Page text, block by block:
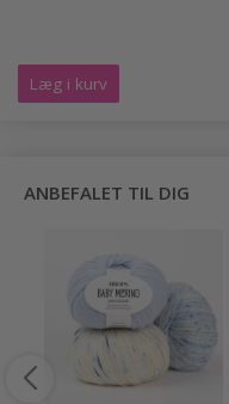
Læg i kurv
ANBEFALET TIL DIG